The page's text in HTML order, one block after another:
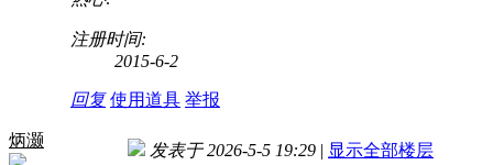
注册时间:
2015-6-2
回复 使用道具 举报
炳灏
发表于 2026-5-5 19:29 | 显示全部楼层